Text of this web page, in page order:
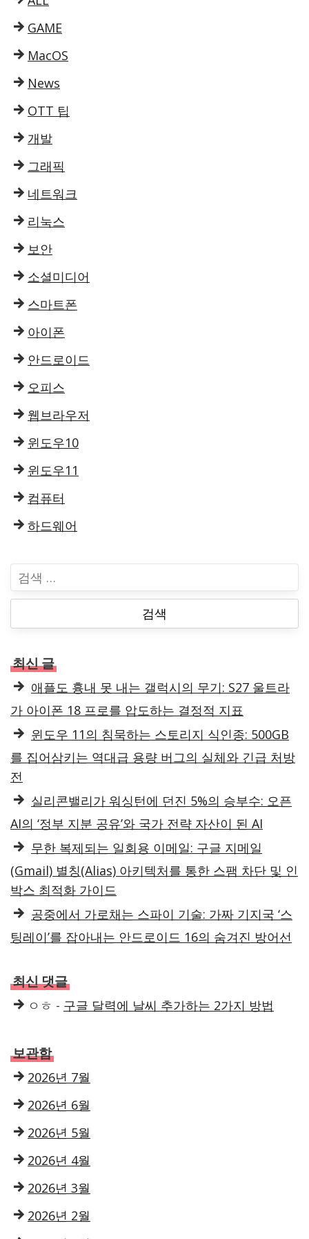
GAME
MacOS
News
OTT 팁
개발
그래픽
네트워크
리눅스
보안
소셜미디어
스마트폰
아이폰
안드로이드
오피스
웹브라우저
윈도우10
윈도우11
컴퓨터
하드웨어
검
색
최신 글
애플도 흉내 못 내는 갤럭시의 무기: S27 울트라
가 아이폰 18 프로를 압도하는 결정적 지표
윈도우 11의 침묵하는 스토리지 식인종: 500GB
를 집어삼키는 역대급 용량 버그의 실체와 긴급 처방
전
실리콘밸리가 워싱턴에 던진 5%의 승부수: 오픈
AI의 ‘정부 지분 공유’와 국가 전략 자산이 된 AI
무한 복제되는 일회용 이메일: 구글 지메일
(Gmail) 별칭(Alias) 아키텍처를 통한 스팸 차단 및 인
박스 최적화 가이드
공중에서 가로채는 스파이 기술: 가짜 기지국 ‘스
팅레이’를 잡아내는 안드로이드 16의 숨겨진 방어선
최신 댓글
ㅇㅎ - 구글 달력에 날씨 추가하는 2가지 방법
보관함
2026년 7월
2026년 6월
2026년 5월
2026년 4월
2026년 3월
2026년 2월